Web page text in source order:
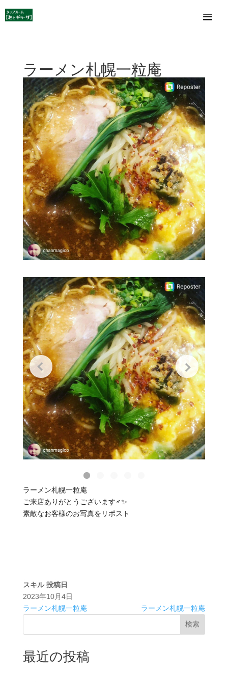
ラーメン札幌一粒庵
ラーメン札幌一粒庵
ご来店ありがとうございます‍♂️✨
素敵なお客様のお写真をリポスト
スキル 投稿日
2023年10月4日
ラーメン札幌一粒庵
ラーメン札幌一粒庵
検索
最近の投稿